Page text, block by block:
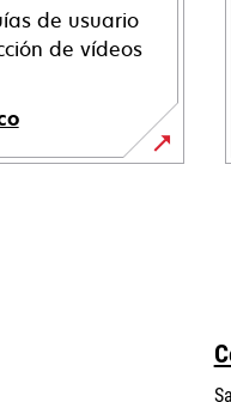
de usuario
de vídeos